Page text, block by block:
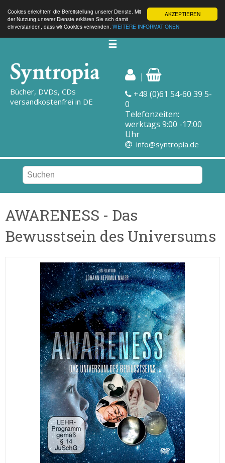
AKZEPTIEREN
Cookies erleichtern die Bereitstellung unserer Dienste. Mit
der Nutzung unserer Dienste erklären Sie sich damit
einverstanden, dass wir Cookies verwenden. WEITERE INFORMATIONEN
☰
Bücher, DVDs, CDs
versandkostenfrei in DE
|
+49 (0)61 54-60 39 5-
0
Telefonzeiten:
werktags 9:00 -17:00
Uhr
info@syntropia.de
AWARENESS - Das
Bewusstsein des Universums